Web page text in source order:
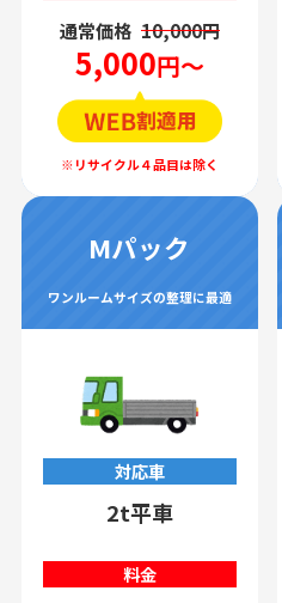
通常価格 10,000円
5,000円～
Mパック
ワンルームサイズの整理に最適
対応車
2t平車
料金